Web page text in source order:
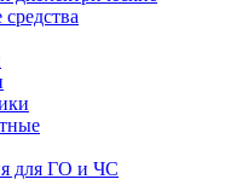
для ГО и ЧС